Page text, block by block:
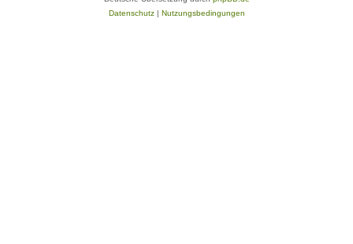
Datenschutz| Nutzungsbedingungen